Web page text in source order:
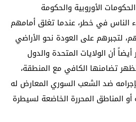
الأوروبية والحكومة
الناس في خطر، عندما تغلق أمامهم
لتجبرهم على العودة نحو الأراضي
أن الولايات المتحدة والدول
تظهر تضامنها الكافي مع المنطقة،
ضد الشعب السوري المعارض له
المناطق المحررة الخاضعة لسيطرة